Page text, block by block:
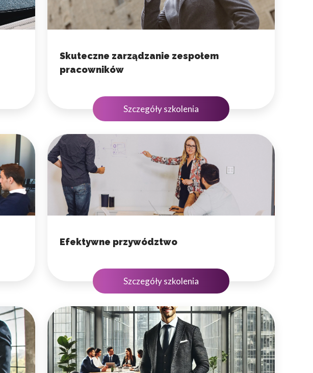
Skuteczne zarządzanie zespołem
pracowników
Szczegóły szkolenia
Efektywne przywództwo
Szczegóły szkolenia